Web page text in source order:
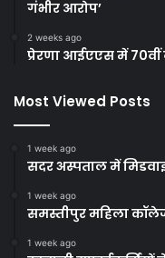
गंभीर आरोप’
2 weeks ago
प्रेरणा आईएएस में 70वीं
Most Viewed Posts
1 week ago
सदर अस्पताल में
1 week ago
समस्तीपुर महिला
1 week ago